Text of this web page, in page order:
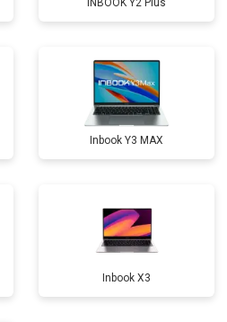
от 1100 ₽ Заказать
от 3990 ₽ Заказать
INBOOK Y2 Plus
Inbook Y3 MAX
Inbook X3